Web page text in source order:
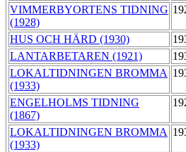
VIMMERBYORTENS TIDNING
(1928)
HUS OCH HÄRD (1930)
LANTARBETAREN (1921)
LOKALTIDNINGEN BROMMA
(1933)
ENGELHOLMS TIDNING
(1867)
LOKALTIDNINGEN BROMMA
(1933)